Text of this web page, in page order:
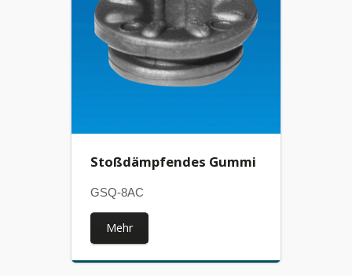
Stoßdämpfendes Gummi
GSQ-8AC
Mehr